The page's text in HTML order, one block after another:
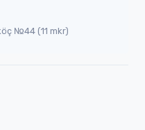
№44 (11 mkr)